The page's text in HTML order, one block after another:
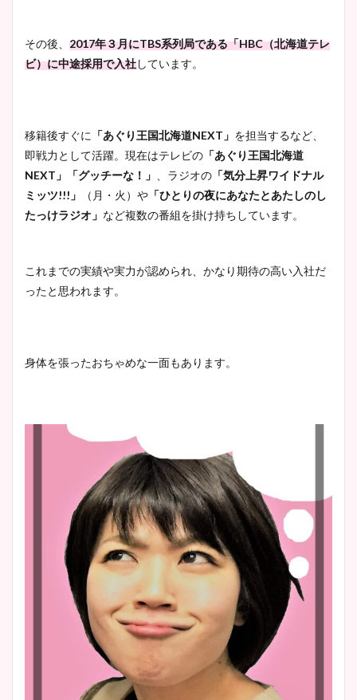
その後、 2017年３月にTBS系列局である「HBC（北海道テレ
ビ）に中途採用で入社しています。
移籍後すぐに 「あぐり王国北海道NEXT」 を担当するなど、
即戦力として活躍。現在はテレビの 「あぐり王国北海道
NEXT」「グッチーな！」
、ラジオの 「気分上昇ワイドナル
ミッツ!!!」
（月・火）や 「ひとりの夜にあなたとあたしのし
たっけラジオ」 など複数の番組を掛け持ちしています。
これまでの実績や実力が認められ、かなり期待の高い入社だ
ったと思われます。
身体を張ったおちゃめな一面もあります。